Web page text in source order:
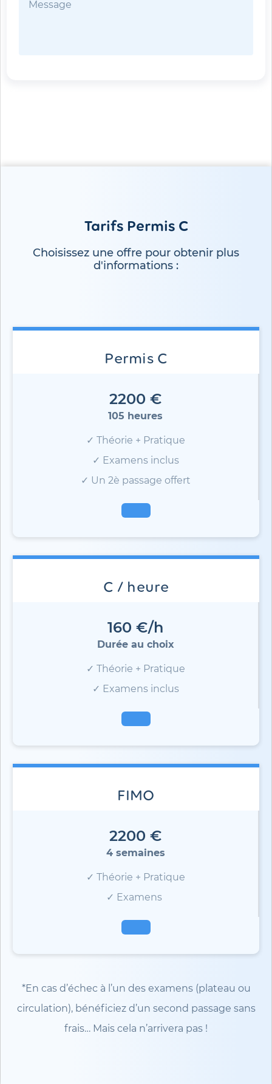
Tarifs Permis C
Choisissez une offre pour obtenir plus
d'informations :
Permis C
2200 €
105 heures
✓ Théorie + Pratique
✓ Examens inclus
✓ Un 2è passage offert
C / heure
160 €/h
Durée au choix
✓ Théorie + Pratique
✓ Examens inclus
FIMO
2200 €
4 semaines
✓ Théorie + Pratique
✓ Examens
*En cas d’échec à l’un des examens (plateau ou
circulation), bénéficiez d’un second passage sans
frais… Mais cela n’arrivera pas !